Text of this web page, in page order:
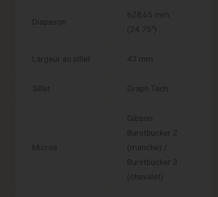
Diapason
628,65 mm
(24.75″)
Largeur au sillet 43 mm
Sillet Graph Tech
Micros
Gibson
Burstbucker 2
(manche) /
Burstbucker 3
(chevalet)